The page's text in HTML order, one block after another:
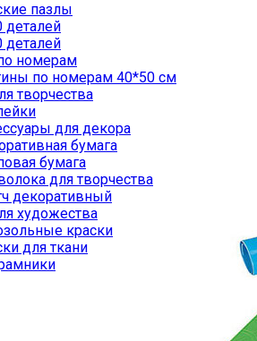
пазлы
деталей
деталей
номерам
по номерам 40*50 см
творчества
для декора
бумага
бумага
для творчества
декоративный
художества
краски
для ткани